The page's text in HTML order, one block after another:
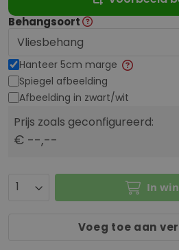
Behangsoort
Hanteer 5cm marge
Spiegel afbeelding
Afbeelding in zwart/wit
Prijs zoals geconfigureerd:
€ --,--
In
Voeg toe aan